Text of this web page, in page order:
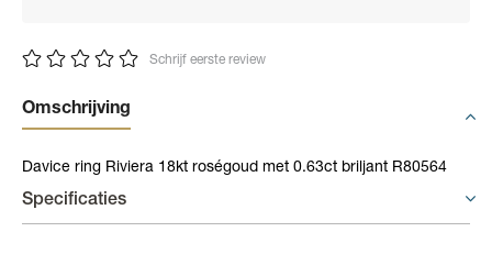
Schrijf eerste review
Omschrijving
Davice ring Riviera 18kt roségoud met 0.63ct briljant R80564
Specificaties